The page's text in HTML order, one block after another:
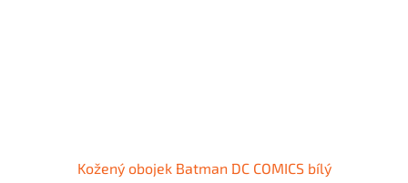
Kožený obojek Batman DC COMICS bílý